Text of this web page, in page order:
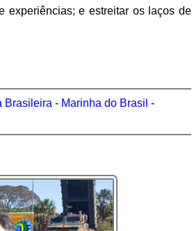
experiências; e estreitar os laços de
Brasileira - Marinha do Brasil -